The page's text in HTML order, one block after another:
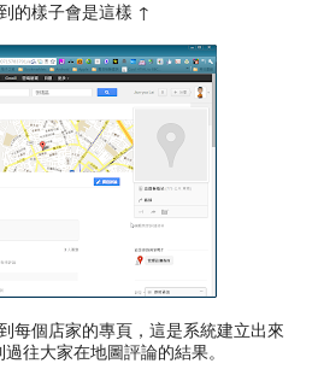
的樣子會是這樣 ↑
每個店家的專頁，這是系統建立出來
往大家在地圖評論的結果。